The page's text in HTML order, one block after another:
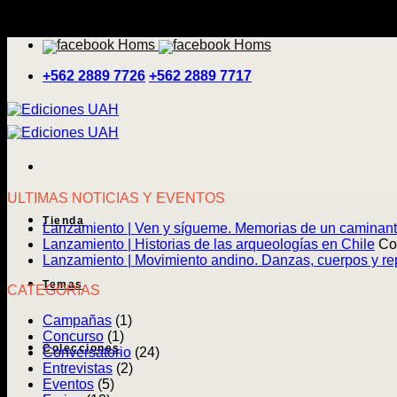
contenido
+562 2889 7726 +562 2889 7717
Tienda
Temas
Colecciones
ULTIMAS NOTICIAS Y EVENTOS
Lanzamiento | Ven y sígueme. Memorias de un
Lanzamiento | Historias de las arqueologías en Chile
Lanzamiento | Movimiento andino. Danzas, cuerpos y
CATEGORÍAS
Campañas (1)
Concurso (1)
Conversatorio (24)
Entrevistas (2)
Eventos (5)